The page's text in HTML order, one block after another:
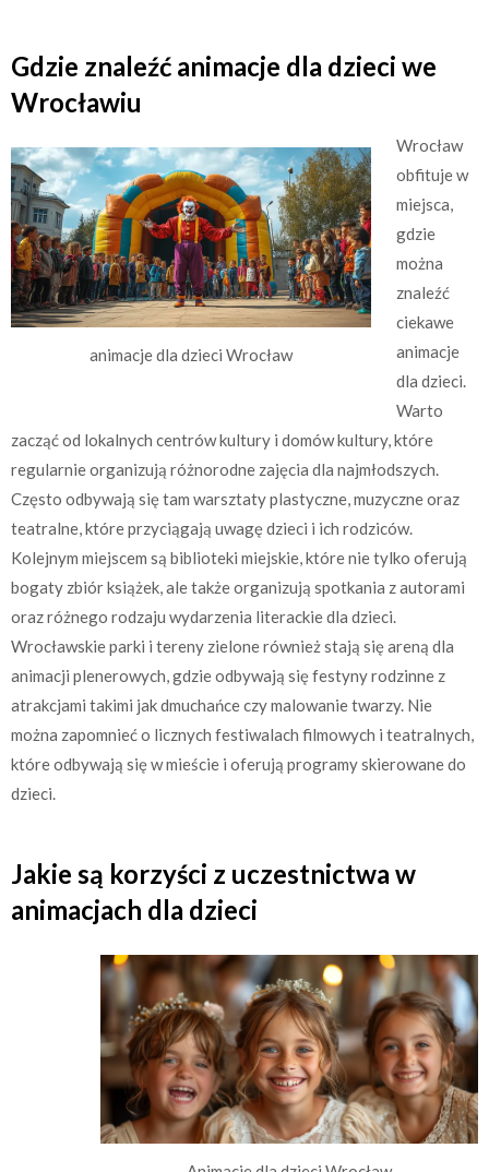
Gdzie znaleźć animacje dla dzieci we
Wrocławiu
animacje dla dzieci Wrocław
Wrocław
obfituje w
miejsca,
gdzie
można
znaleźć
ciekawe
animacje
dla dzieci.
Warto
zacząć od lokalnych centrów kultury i domów kultury, które
regularnie organizują różnorodne zajęcia dla najmłodszych.
Często odbywają się tam warsztaty plastyczne, muzyczne oraz
teatralne, które przyciągają uwagę dzieci i ich rodziców.
Kolejnym miejscem są biblioteki miejskie, które nie tylko oferują
bogaty zbiór książek, ale także organizują spotkania z autorami
oraz różnego rodzaju wydarzenia literackie dla dzieci.
Wrocławskie parki i tereny zielone również stają się areną dla
animacji plenerowych, gdzie odbywają się festyny rodzinne z
atrakcjami takimi jak dmuchańce czy malowanie twarzy. Nie
można zapomnieć o licznych festiwalach filmowych i teatralnych,
które odbywają się w mieście i oferują programy skierowane do
dzieci.
Jakie są korzyści z uczestnictwa w
animacjach dla dzieci